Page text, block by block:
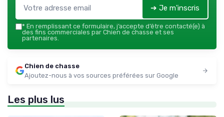
➔ Je m'inscris
* En remplissant ce formulaire, j’accepte d’être contacté(e) à
des fins commerciales par Chien de chasse et ses
partenaires.
Chien de chasse
Ajoutez-nous à vos sources préférées sur Google
Les plus lus